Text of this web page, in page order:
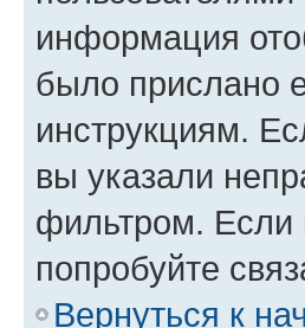
информация
было прислано
инструкциям.
вы указали
фильтром. Если
попробуйте
Вернуться к